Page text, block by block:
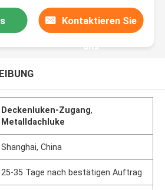
Kontaktieren Sie
uns
Deckenluken-Zugang,
Metalldachluke
Shanghai, China
25-35 Tage nach bestätigen Auftrag